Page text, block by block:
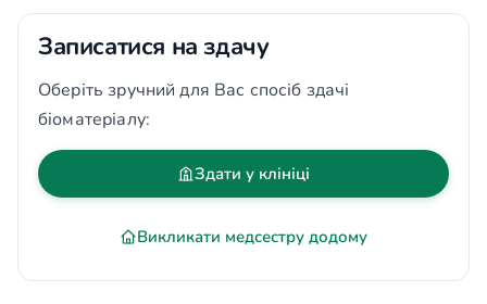
Записатися на здачу
Оберіть зручний для Вас спосіб здачі
біоматеріалу:
Здати у клініці
Викликати медсестру додому